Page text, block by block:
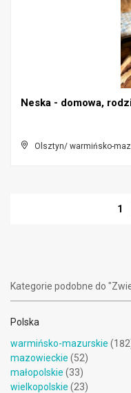
Olsztyn/ warmińsko-
1
Kategorie podobne do
Polska
warmińsko-mazurskie
mazowieckie (52)
małopolskie (33)
wielkopolskie (23)